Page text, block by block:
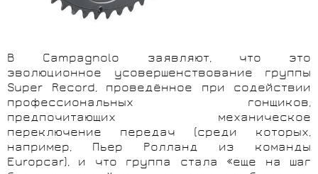
В Campagnolo заявляют, что это
эволюционное усовершенствование группы
Super Record, проведённое при содействии
профессиональных гонщиков,
предпочитающих механическое
переключение передач (среди которых,
например, Пьер Ролланд из команды
Europcar), и что группа стала «еще на шаг